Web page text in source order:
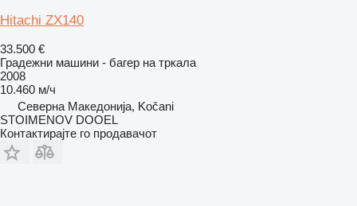
Hitachi ZX140
33.500 €
Градежни машини - багер на тркала
2008
10.460 м/ч
Северна Македонија, Kočani
STOIMENOV DOOEL
Контактирајте го продавачот